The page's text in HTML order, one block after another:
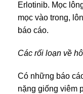
Erlotinib. Mọc
mọc vào trong,
báo cáo.
Các rối loạn về
Có những báo
nặng giống viêm